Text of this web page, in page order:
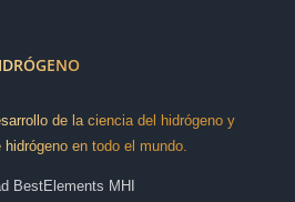
de la ciencia del hidrógeno y
en todo el mundo.
BestElements MHI